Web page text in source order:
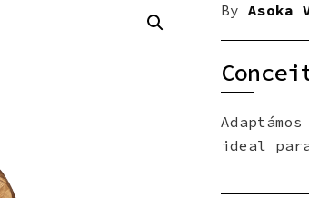
ByAsoka
ideal